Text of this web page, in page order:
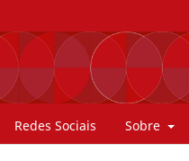
Redes Sociais Sobre